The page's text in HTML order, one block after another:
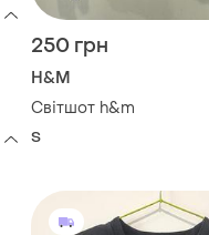
250 грн
H&M
Світшот h&m
S